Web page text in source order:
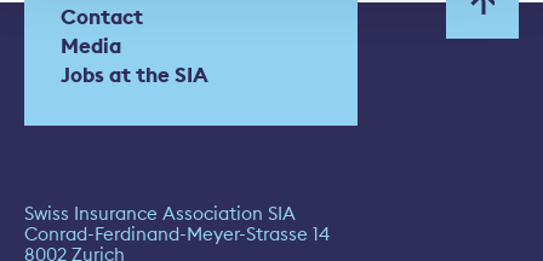
Contact
Media
Jobs at the SIA
Swiss Insurance Association SIA
Conrad-Ferdinand-Meyer-Strasse 14
8002 Zurich